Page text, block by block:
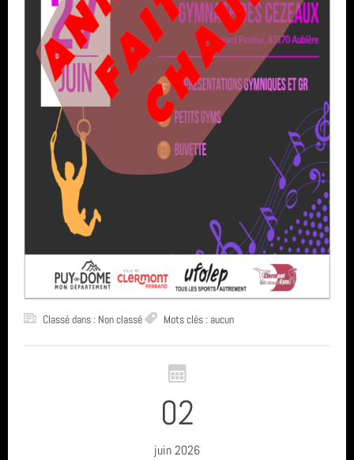
Assemblée Générale
Inscriptions saison 2025-2026
Archives
juin 2026 (2)
avril 2026 (1)
septembre 2025 (1)
année 2025 (3)
année 2024 (4)
année 2023 (3)
année 2021 (6)
année 2020 (14)
année 2019 (3)
Fil des articles
Fil des commentaires
Classé dans : Non classé Mots clés : aucun
02
juin 2026